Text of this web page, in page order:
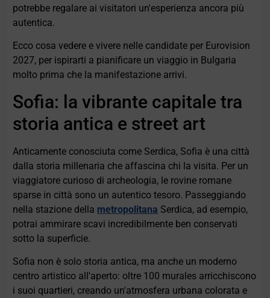
potrebbe regalare ai visitatori un'esperienza ancora più
autentica.
Ecco cosa vedere e vivere nelle candidate per Eurovision
2027, per ispirarti a pianificare un viaggio in Bulgaria
molto prima che la manifestazione arrivi.
Sofia: la vibrante capitale tra
storia antica e street art
Anticamente conosciuta come Serdica, Sofia è una città
dalla storia millenaria che affascina chi la visita. Per un
viaggiatore curioso di archeologia, le rovine romane
sparse in città sono un autentico tesoro. Passeggiando
nella stazione della metropolitana Serdica, ad esempio,
potrai ammirare scavi incredibilmente ben conservati
sotto la superficie.
Sofia non è solo storia antica, ma anche un moderno
centro artistico all'aperto: oltre 100 murales arricchiscono
i suoi quartieri, creando un'atmosfera urbana colorata e